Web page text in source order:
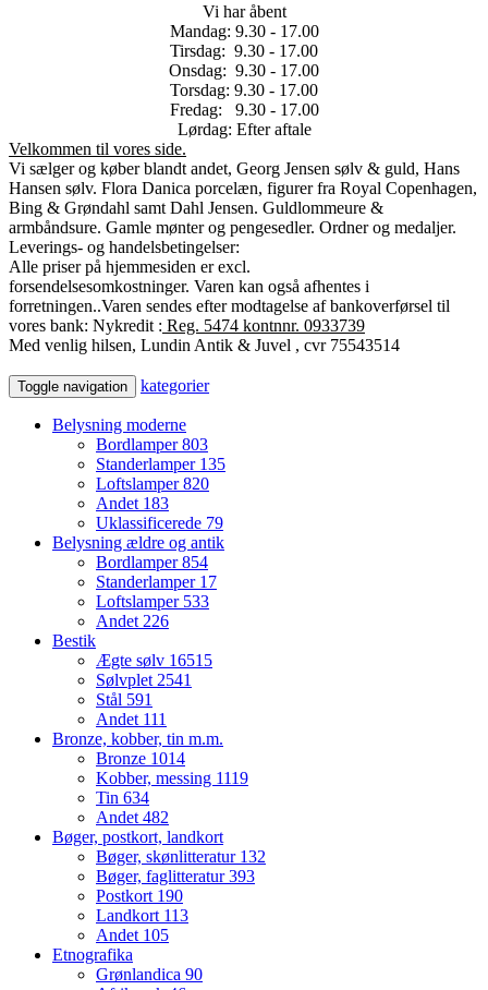
Vi har åbent
Mandag: 9.30 - 17.00
Tirsdag: 9.30 - 17.00
Onsdag: 9.30 - 17.00
Torsdag: 9.30 - 17.00
Fredag: 9.30 - 17.00
Lørdag: Efter aftale
Velkommen til vores side.
Vi sælger og køber blandt andet, Georg Jensen sølv & guld, Hans
Hansen sølv. Flora Danica porcelæn, figurer fra Royal Copenhagen,
Bing & Grøndahl samt Dahl Jensen. Guldlommeure &
armbåndsure. Gamle mønter og pengesedler. Ordner og medaljer.
Leverings- og handelsbetingelser:
Alle priser på hjemmesiden er excl.
forsendelsesomkostninger. Varen kan også afhentes i
forretningen..Varen sendes efter modtagelse af bankoverførsel til
vores bank: Nykredit : Reg. 5474 kontnnr. 0933739
Med venlig hilsen, Lundin Antik & Juvel , cvr 75543514
Toggle navigation kategorier
Belysning moderne
Bordlamper803
Standerlamper 135
Loftslamper820
Andet 183
Uklassificerede 79
Belysning ældre og antik
Bordlamper854
Standerlamper 17
Loftslamper 533
Andet 226
Bestik
Ægte sølv 16515
Sølvplet 2541
Stål 591
Andet 111
Bronze, kobber, tin m.m.
Bronze 1014
Kobber, messing 1119
Tin 634
Andet 482
Bøger, postkort, landkort
Bøger, skønlitteratur 132
Bøger, faglitteratur393
Postkort 190
Landkort 113
Andet 105
Etnografika
Grønlandica 90